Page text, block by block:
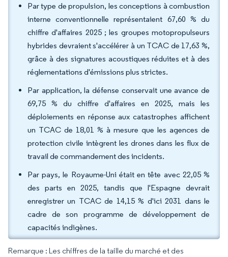
Par type de propulsion, les conceptions à combustion
interne conventionnelle représentaient 67,60 % du
chiffre d'affaires 2025 ; les groupes motopropulseurs
hybrides devraient s'accélérer à un TCAC de 17,63 %,
grâce à des signatures acoustiques réduites et à des
réglementations d'émissions plus strictes.
Par application, la défense conservait une avance de
69,75 % du chiffre d'affaires en 2025, mais les
déploiements en réponse aux catastrophes affichent
un TCAC de 18,01 % à mesure que les agences de
protection civile intègrent les drones dans les flux de
travail de commandement des incidents.
Par pays, le Royaume-Uni était en tête avec 22,05 %
des parts en 2025, tandis que l'Espagne devrait
enregistrer un TCAC de 14,15 % d'ici 2031 dans le
cadre de son programme de développement de
capacités indigènes.
Remarque : Les chiffres de la taille du marché et des